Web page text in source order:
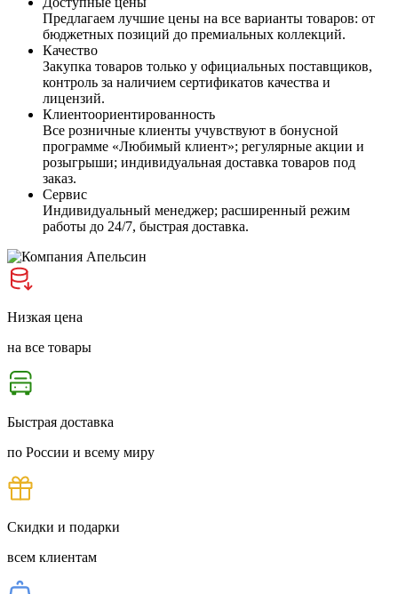
Предлагаем лучшие цены на все варианты товаров: от
бюджетных позиций до премиальных коллекций.
Качество
Закупка товаров только у официальных поставщиков,
контроль за наличием сертификатов качества и
лицензий.
Клиентоориентированность
Все розничные клиенты учувствуют в бонусной
программе «Любимый клиент»; регулярные акции и
розыгрыши; индивидуальная доставка товаров под
заказ.
Сервис
Индивидуальный менеджер; расширенный режим
работы до 24/7, быстрая доставка.
Низкая цена
на все товары
Быстрая доставка
по России и всему миру
Скидки и подарки
всем клиентам